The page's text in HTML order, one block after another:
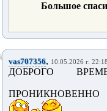
Большое
vas707356, 10.05.2026 г.
ДОБРОГО